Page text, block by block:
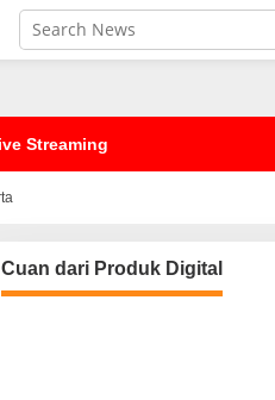
Streaming
Cuan dari Produk Digital